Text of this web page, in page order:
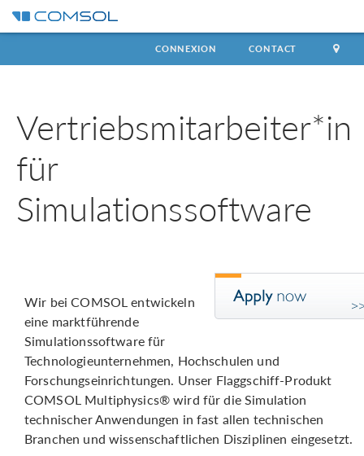
CONNEXION CONTACT
Vertriebsmitarbeiter*in
für
Simulationssoftware
Wir bei COMSOL entwickeln
eine marktführende
Simulationssoftware für
Technologieunternehmen, Hochschulen und
Forschungseinrichtungen. Unser Flaggschiff-Produkt
COMSOL Multiphysics® wird für die Simulation
technischer Anwendungen in fast allen technischen
Branchen und wissenschaftlichen Disziplinen eingesetzt.